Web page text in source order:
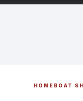
HOME BOAT